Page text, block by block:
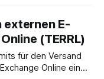
Rate Limit (RRL),
pro
Stunden-Fensters
sich
externen E-
(TERRL)
für den Versand
Online ein